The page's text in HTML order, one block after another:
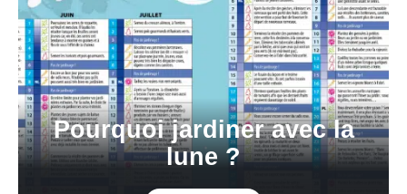
Pourquoi jardiner avec la
lune ?